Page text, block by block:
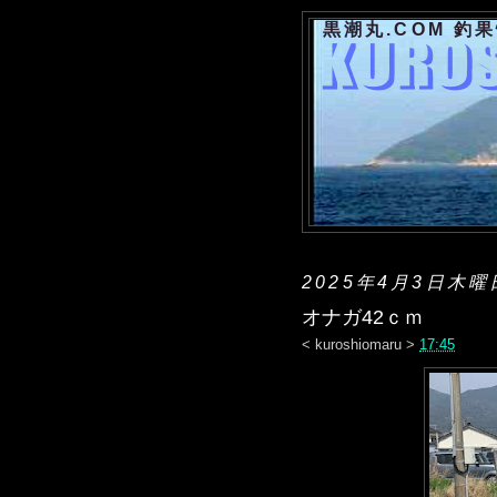
黒潮丸.COM 釣
2025年4月3日木曜
オナガ42ｃｍ
< kuroshiomaru > 17:45